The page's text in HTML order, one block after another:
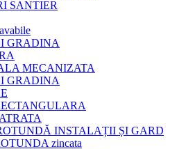
SANTIER
GRADINA
MECANIZATA
GRADINA
INSTALAȚII ȘI GARD
zincata